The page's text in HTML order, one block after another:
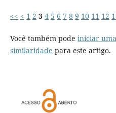
<< < 1 2 3 4 5 6 7 8 9 10 11 12
Você também pode iniciar
similaridade para este artigo.